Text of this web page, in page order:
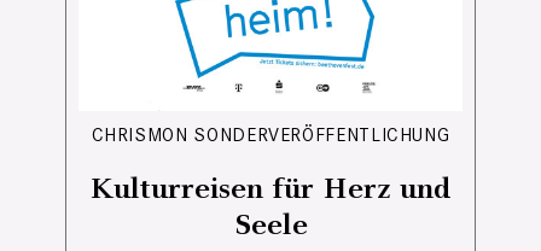
CHRISMON SONDERVERÖFFENTLICHUNG
Kulturreisen für Herz und
Seele